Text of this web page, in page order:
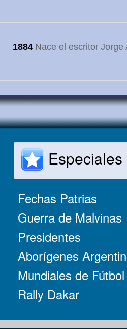
1884 Nace el escritor Jorge
Especiales
Fechas Patrias
Guerra de Malvinas
Presidentes
Aborígenes
Mundiales de Fútbol
Rally Dakar